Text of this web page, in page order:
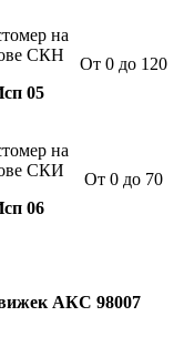
на
СКН
05
От 0 до 120
на
СКИ
06
От 0 до 70
АКС 98007